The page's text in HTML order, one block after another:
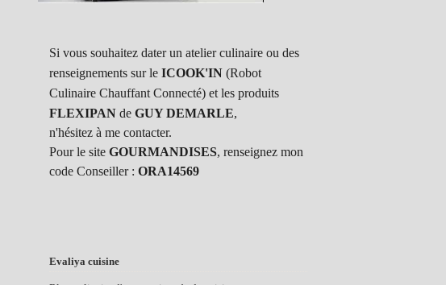
Si vous souhaitez dater un atelier culinaire ou des
renseignements sur le ICOOK'IN (Robot
Culinaire Chauffant Connecté) et les produits
FLEXIPAN de GUY DEMARLE,
n'hésitez à me contacter.
Pour le site GOURMANDISES, renseignez mon
code Conseiller : ORA14569
Evaliya cuisine